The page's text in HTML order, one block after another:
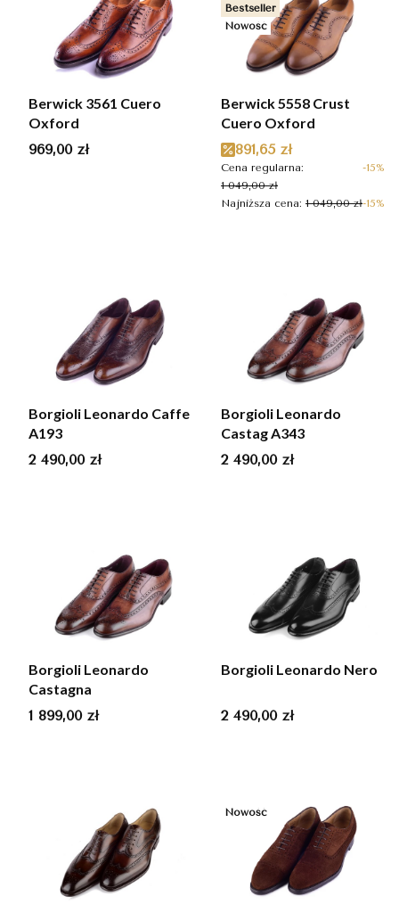
Berwick 3561 Cuero
Oxford
Cena
969,00 zł
Bestseller
Nowość
Berwick 5558 Crust
Cuero Oxford
Cena promocyjna
891,65 zł
Cena regularna:
1 049,00 zł
-15%
Najniższa cena: 1 049,00 zł-15%
Borgioli Leonardo Caffe
A193
Cena
2 490,00 zł
Borgioli Leonardo
Castag A343
Cena
2 490,00 zł
Borgioli Leonardo
Castagna
Cena
1 899,00 zł
Borgioli Leonardo Nero
Cena
2 490,00 zł
Nowość